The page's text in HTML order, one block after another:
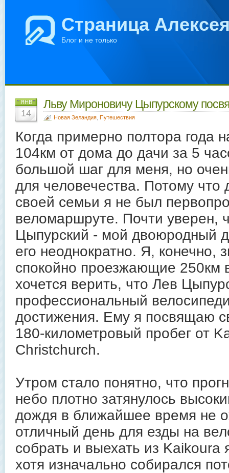
Страница
Блог и не только
ЯНВ
14
Льву Мироновичу Цыпурскому
Новая Зеландия Путешествия
Когда примерно полтора года
104км от дома до дачи за 5
большой шаг для меня, но
для человечества. Потому что
своей семьи я не был
веломаршруте. Почти уверен,
Цыпурский - мой двоюродный
его неоднократно. Я, конечно,
спокойно проезжающие 250км
хочется верить, что Лев
профессиональный
достижения. Ему я посвящаю
180-километровый пробег от
Christchurch.
Утром стало понятно, что
небо плотно затянулось
дождя в ближайшее время не
отличный день для езды на
собрать и выехать из Kaikoura
хотя изначально собирался